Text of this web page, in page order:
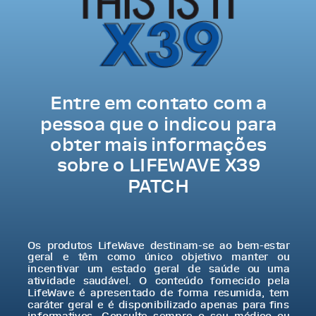
Entre em contato com a
pessoa que o indicou para
obter mais informações
sobre o LIFEWAVE X39
PATCH
Os produtos LifeWave destinam-se ao bem-estar
geral e têm como único objetivo manter ou
incentivar um estado geral de saúde ou uma
atividade saudável. O conteúdo fornecido pela
LifeWave é apresentado de forma resumida, tem
caráter geral e é disponibilizado apenas para fins